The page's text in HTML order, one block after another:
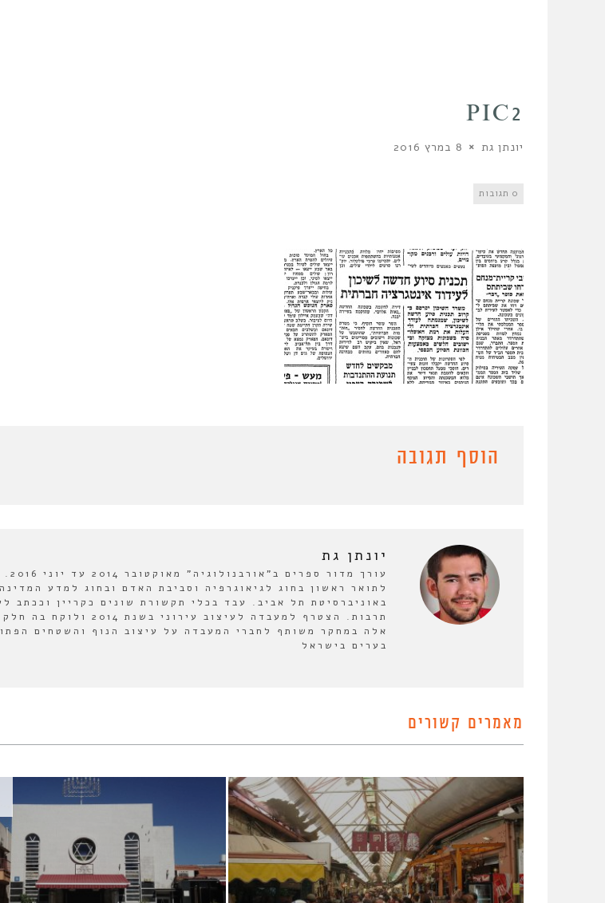
PIC2
יונתן גת 8 במרץ 2016
0 תגובות
הוסף תגובה
יונתן גת
עורך
לתואר ראשון בחוג לגיאוגרפיה וסביבת האדם ובחוג למדע המדינה
באוניברסיטת תל אביב. עבד בכלי תקשורת שונים כקריין וככתב
תרבות. הצטרף למעבדה לעיצוב עירוני בשנת
אלה במחקר משותף לחברי המעבדה על עיצוב הנוף והשטחים
בערים בישראל
מאמרים קשורים